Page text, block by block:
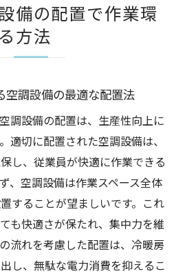
備の配置で作業環
方法
空調設備の最適な配置法
調設備の配置は、生産性向上に
適切に配置された空調設備は、
し、従業員が快適に作業できる
、空調設備は作業スペース全体
することが望ましいです。これ
も快適さが保たれ、集中力を維
流れを考慮した配置は、冷暖房
し、無駄な電力消費を抑えるこ